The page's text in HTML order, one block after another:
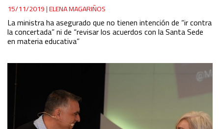
15/11/2019|ELENA MAGARIÑOS
La ministra ha asegurado que no tienen intención de “ir contra
la concertada” ni de “revisar los acuerdos con la Santa Sede
en materia educativa”